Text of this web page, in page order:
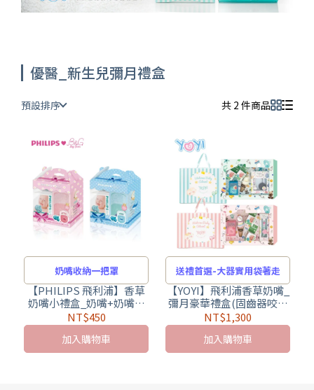
優醫_新生兒彌月禮盒
預設排序 共 2 件商品
奶嘴收納一把罩
【PHILIPS 飛利浦】香草
奶嘴小禮盒_奶嘴+奶嘴收
納盒(醫療級矽膠+食品級
PP 最安心)
NT$450
加入購物車
送禮首選-大器實用袋著走
【YOYI】飛利浦香草奶嘴_
彌月豪華禮盒(固齒器咬咬
珠奶嘴鍊 香草奶嘴 收納盒)
NT$1,300
加入購物車